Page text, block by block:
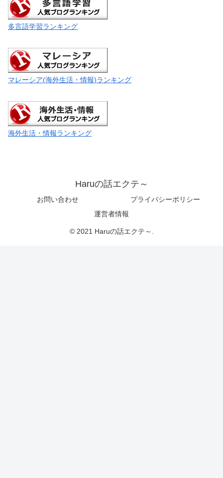
多言語学習ランキング
マレーシア(海外生活・情報)ランキング
海外生活・情報ランキング
Haruの話エクテ～
お問い合わせ
プライバシーポリシー
運営者情報
© 2021 Haruの話エクテ～.